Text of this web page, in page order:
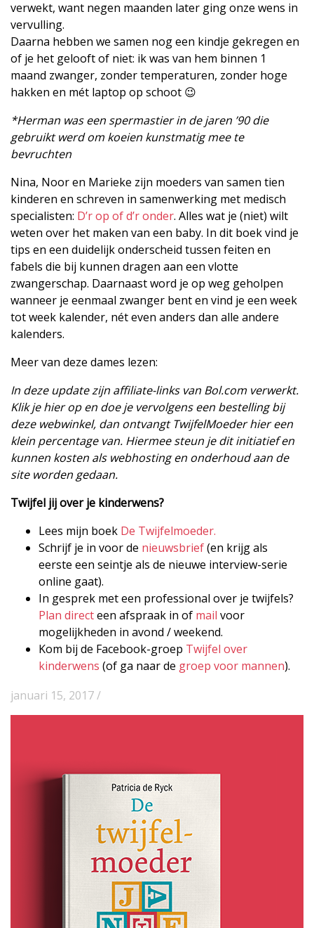
verwekt, want negen maanden later ging onze wens in
vervulling.
Daarna hebben we samen nog een kindje gekregen en
of je het gelooft of niet: ik was van hem binnen 1
maand zwanger, zonder temperaturen, zonder hoge
hakken en mét laptop op schoot 😉
*Herman was een spermastier in de jaren ’90 die
gebruikt werd om koeien kunstmatig mee te
bevruchten
Nina, Noor en Marieke zijn moeders van samen tien
kinderen en schreven in samenwerking met medisch
specialisten: D’r op of d’r onder. Alles wat je (niet) wilt
weten over het maken van een baby. In dit boek vind je
tips en een duidelijk onderscheid tussen feiten en
fabels die bij kunnen dragen aan een vlotte
zwangerschap. Daarnaast word je op weg geholpen
wanneer je eenmaal zwanger bent en vind je een week
tot week kalender, nét even anders dan alle andere
kalenders.
Meer van deze dames lezen:
In deze update zijn affiliate-links van Bol.com verwerkt.
Klik je hier op en doe je vervolgens een bestelling bij
deze webwinkel, dan ontvangt TwijfelMoeder hier een
klein percentage van. Hiermee steun je dit initiatief en
kunnen kosten als webhosting en onderhoud aan de
site worden gedaan.
Twijfel jij over je kinderwens?
Lees mijn boek De Twijfelmoeder.
Schrijf je in voor de nieuwsbrief(en krijg als
eerste een seintje als de nieuwe interview-serie
online gaat).
In gesprek met een professional over je twijfels?
Plan directeen afspraak in of mail voor
mogelijkheden in avond / weekend.
Kom bij de Facebook-groep Twijfel over
kinderwens (of ga naar de groep voor mannen).
januari 15, 2017 /